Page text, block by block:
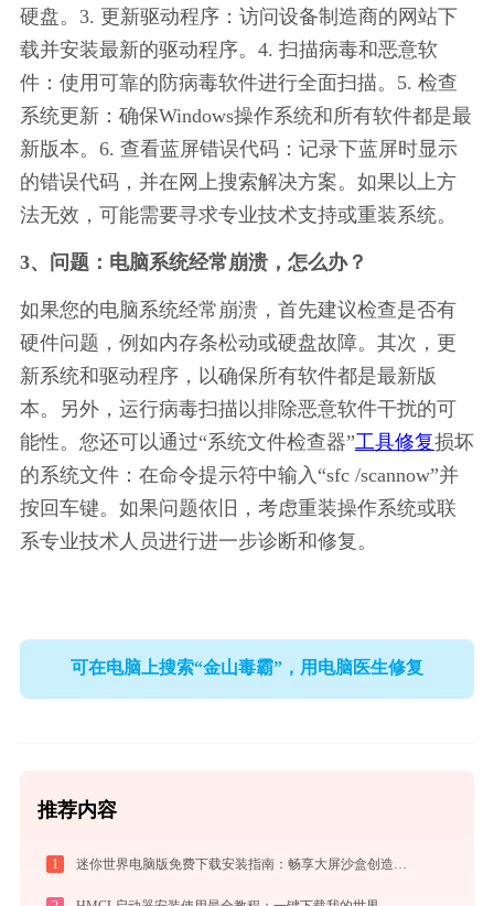
硬盘。3. 更新驱动程序：访问设备制造商的网站下
载并安装最新的驱动程序。4. 扫描病毒和恶意软
件：使用可靠的防病毒软件进行全面扫描。5. 检查
系统更新：确保Windows操作系统和所有软件都是最
新版本。6. 查看蓝屏错误代码：记录下蓝屏时显示
的错误代码，并在网上搜索解决方案。如果以上方
法无效，可能需要寻求专业技术支持或重装系统。
3、问题：电脑系统经常崩溃，怎么办？
如果您的电脑系统经常崩溃，首先建议检查是否有
硬件问题，例如内存条松动或硬盘故障。其次，更
新系统和驱动程序，以确保所有软件都是最新版
本。另外，运行病毒扫描以排除恶意软件干扰的可
能性。您还可以通过“系统文件检查器”工具修复损坏
的系统文件：在命令提示符中输入“sfc /scannow”并
按回车键。如果问题依旧，考虑重装操作系统或联
系专业技术人员进行进一步诊断和修复。
可在电脑上搜索“金山毒霸”，用电脑医生修复
推荐内容
1